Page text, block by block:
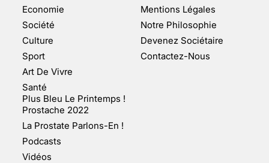
FAIT SURFACE À
MARSEILLE (1/5)
10 jan 2022
Economie
Société
Culture
Sport
Art De Vivre
Santé
Plus Bleu Le Printemps !
Prostache 2022
La Prostate Parlons-En !
Podcasts
Vidéos
Mentions Légales
Notre Philosophie
Devenez Sociétaire
Contactez-Nous